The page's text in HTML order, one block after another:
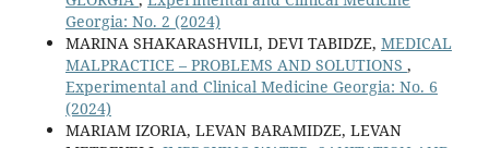
Georgia: No. 2 (2024)
MARINA SHAKARASHVILI, DEVI TABIDZE, MEDICAL
MALPRACTICE – PROBLEMS AND SOLUTIONS ,
Experimental and Clinical Medicine Georgia: No. 6
(2024)
MARIAM IZORIA, LEVAN BARAMIDZE, LEVAN